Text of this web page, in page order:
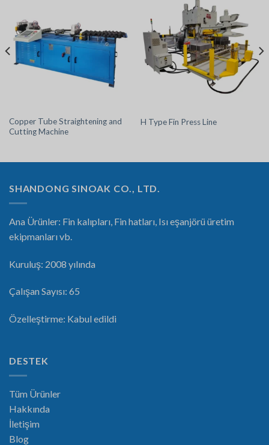
Copper Tube Straightening and
Cutting Machine
H Type Fin Press Line
SHANDONG SINOAK CO., LTD.
Ana Ürünler: Fin kalıpları, Fin hatları, Isı eşanjörü üretim
ekipmanları vb.
Kuruluş: 2008 yılında
Çalışan Sayısı: 65
Özelleştirme: Kabul edildi
DESTEK
Tüm Ürünler
Hakkında
İletişim
Blog